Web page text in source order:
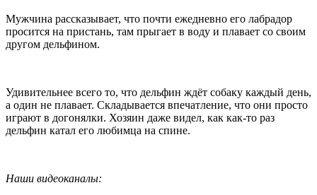
Мужчина рассказывает, что почти ежедневно его лабрадор
просится на пристань, там прыгает в воду и плавает со своим
другом дельфином.
Удивительнее всего то, что дельфин ждёт собаку каждый день,
а один не плавает. Складывается впечатление, что они просто
играют в догонялки. Хозяин даже видел, как как-то раз
дельфин катал его любимца на спине.
Наши видеоканалы: